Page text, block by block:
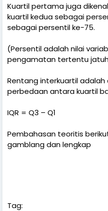
Kuartil pertama juga
kuartil kedua sebagai
sebagai persentil ke-75.
(Persentil adalah nilai
pengamatan tertentu
Rentang interkuartil adalah
perbedaan antara kuartil
IQR = Q3 – Q1
Pembahasan teoritis
gamblang dan lengkap
Tag: